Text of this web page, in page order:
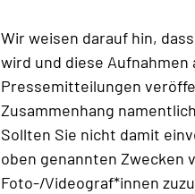
Wir weisen darauf hin,
wird und diese
Pressemitteilungen
Zusammenhang
Sollten Sie nicht damit
oben genannten Zwecken
Foto-/Videograf*innen